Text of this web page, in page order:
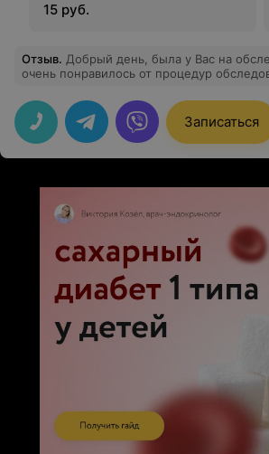
15 руб.
Отзыв. Добрый день, была у Вас на
очень понравилось от процедур
проходил в первый раз, всёй команде
сказать огромное спасибо.
Записаться